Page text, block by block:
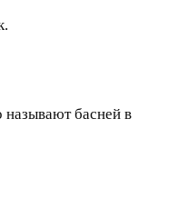
называют басней в